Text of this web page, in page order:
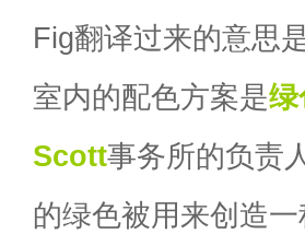
Fig翻译过来的意思
室内的配色方案是绿
Scott事务所的负责
的绿色被用来创造